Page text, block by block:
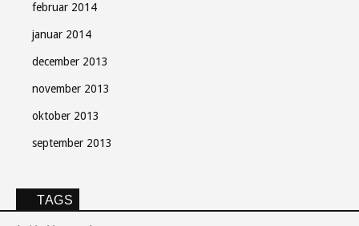
februar 2014
januar 2014
december 2013
november 2013
oktober 2013
september 2013
TAGS